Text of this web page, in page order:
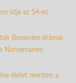
útja az 54-es
Brownlee drámai
Norsemanen
életet mentett a